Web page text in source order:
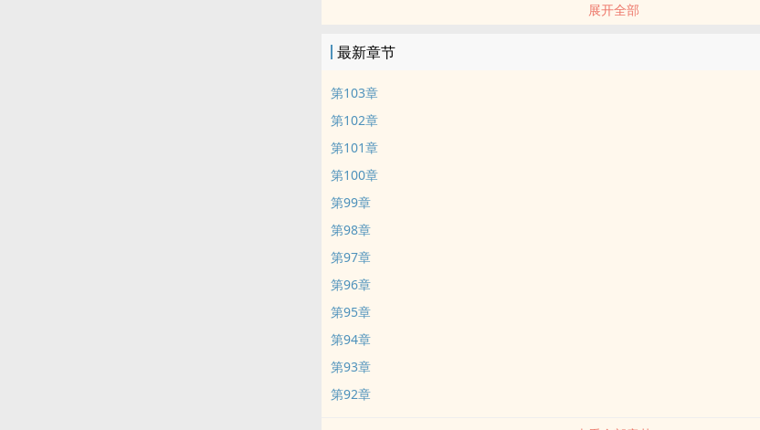
展开全部
最新章节
第103章
第102章
第101章
第100章
第99章
第98章
第97章
第96章
第95章
第94章
第93章
第92章